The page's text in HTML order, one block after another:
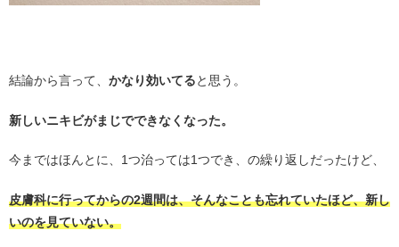
結論から言って、 かなり効いてると思う。
新しいニキビがまじでできなくなった。
今まではほんとに、1つ治っては1つでき、の繰り返しだったけど、
皮膚科に行ってからの2週間は、そんなことも忘れていたほど、新し
いのを見ていない。